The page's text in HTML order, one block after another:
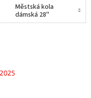
Městská kola
dámská 28"